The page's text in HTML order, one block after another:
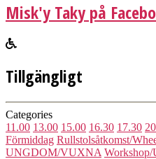
Misk'y Taky på
Tillgängligt
Categories
11.00 13.00 15.00 16.30 17.30
Förmiddag Rullstolsåtkomst/
UNGDOM/VUXNA Workshop/